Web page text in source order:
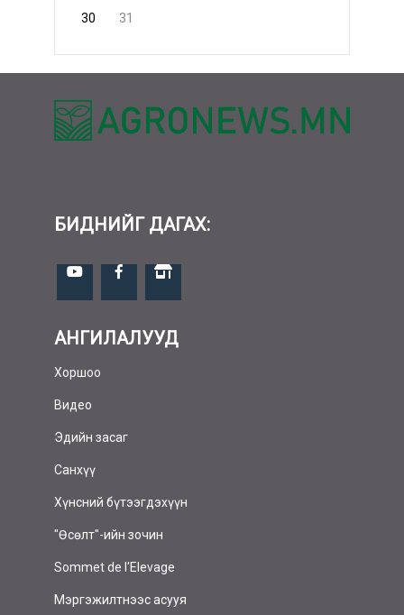
30 31
БИДНИЙГ ДАГАХ:
АНГИЛАЛУУД
Хоршоо
Видео
Эдийн засаг
Санхүү
Хүнсний бүтээгдэхүүн
"Өсөлт"-ийн зочин
Sommet de l'Elevage
Мэргэжилтнээс асууя